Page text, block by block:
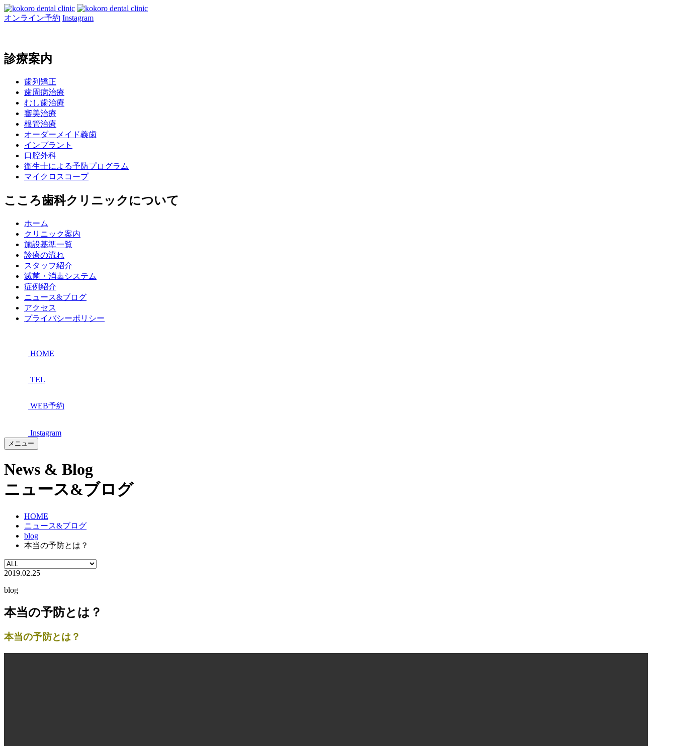
オンライン予約 Instagram
診療案内
歯列矯正
歯周病治療
むし歯治療
審美治療
根管治療
オーダーメイド義歯
インプラント
口腔外科
衛生士による予防プログラム
マイクロスコープ
こころ歯科クリニックについて
ホーム
クリニック案内
施設基準一覧
診療の流れ
スタッフ紹介
滅菌・消毒システム
症例紹介
ニュース&ブログ
アクセス
プライバシーポリシー
HOME
TEL
WEB予約
Instagram
メニュー
News & Blog
ニュース&ブログ
HOME
ニュース&ブログ
blog
本当の予防とは？
2019.02.25
blog
本当の予防とは？
本当の予防とは？